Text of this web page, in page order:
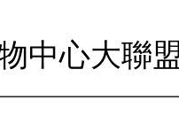
中心大